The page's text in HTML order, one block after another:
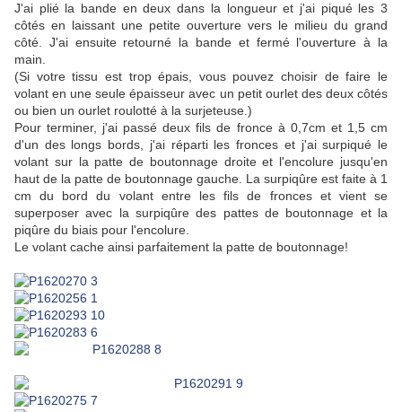
J'ai plié la bande en deux dans la longueur et j'ai piqué les 3
côtés en laissant une petite ouverture vers le milieu du grand
côté. J'ai ensuite retourné la bande et fermé l'ouverture à la
main.
(Si votre tissu est trop épais, vous pouvez choisir de faire le
volant en une seule épaisseur avec un petit ourlet des deux côtés
ou bien un ourlet roulotté à la surjeteuse.)
Pour terminer, j'ai passé deux fils de fronce à 0,7cm et 1,5 cm
d'un des longs bords, j'ai réparti les fronces et j'ai surpiqué le
volant sur la patte de boutonnage droite et l'encolure jusqu'en
haut de la patte de boutonnage gauche. La surpiqûre est faite à 1
cm du bord du volant entre les fils de fronces et vient se
superposer avec la surpiqûre des pattes de boutonnage et la
piqûre du biais pour l'encolure.
Le volant cache ainsi parfaitement la patte de boutonnage!